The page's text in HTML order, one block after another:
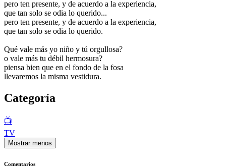
pero ten presente, y de acuerdo a la experiencia,
que tan solo se odia lo querido...
pero ten presente, y de acuerdo a la experiencia,
que tan solo se odia lo querido.
Qué vale más yo niño y tú orgullosa?
o vale más tu débil hermosura?
piensa bien que en el fondo de la fosa
llevaremos la misma vestidura.
Categoría
📺
TV
Mostrar menos
Comentarios